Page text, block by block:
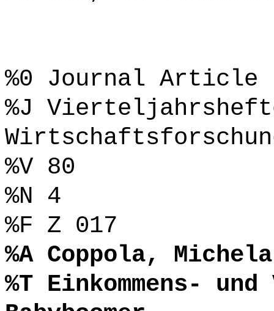
%0 Journal Article
%J
%V 80
%N 4
%F Z 017
%A Coppola, Michela
%T Einkommens-